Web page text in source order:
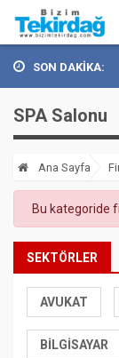
SON DAKİKA:
SPA Salonu
Ana Sayfa
Bu kategoride
SEKTÖRLER
AVUKAT
BILGISAYAR